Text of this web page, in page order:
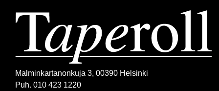
Malminkartanonkuja 3, 00390 Helsinki
Puh. 010 423 1220